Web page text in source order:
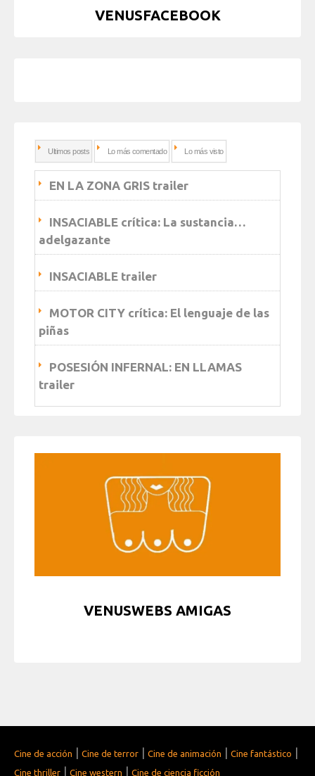
VENUSFACEBOOK
Ultimos posts Lo más comentado Lo más visto
EN LA ZONA GRIS trailer
INSACIABLE crítica: La sustancia…
adelgazante
INSACIABLE trailer
MOTOR CITY crítica: El lenguaje de las
piñas
POSESIÓN INFERNAL: EN LLAMAS
trailer
VENUSWEBS AMIGAS
Cine de acción Cine de terror Cine de animación Cine fantástico
Cine thriller Cine western Cine de ciencia ficción